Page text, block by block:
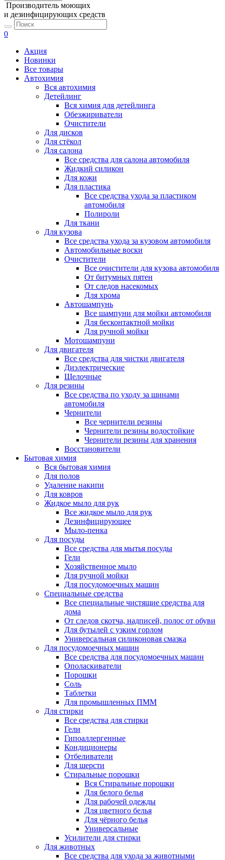
Производитель моющих
и дезинфицирующих средств
0
Акция
Новинки
Все товары
Автохимия
Вся автохимия
Детейлинг
Вся химия для детейлинга
Обезжириватели
Очистители
Для дисков
Для стёкол
Для салона
Все средства для салона автомобиля
Жидкий силикон
Для кожи
Для пластика
Все средства ухода за пластиком
автомобиля
Полироли
Для ткани
Для кузова
Все средства ухода за кузовом автомобиля
Автомобильные воски
Очистители
Все очистители для кузова автомобиля
От битумных пятен
От следов насекомых
Для хрома
Автошампунь
Все шампуни для мойки автомобиля
Для бесконтактной мойки
Для ручной мойки
Мотошампуни
Для двигателя
Все средства для чистки двигателя
Диэлектрические
Щелочные
Для резины
Все средства по уходу за шинами
автомобиля
Чернители
Все чернители резины
Чернители резины водостойкие
Чернители резины для хранения
Восстановители
Бытовая химия
Вся бытовая химия
Для полов
Удаление накипи
Для ковров
Жидкое мыло для рук
Все жидкое мыло для рук
Дезинфицирующее
Мыло-пенка
Для посуды
Все средства для мытья посуды
Гели
Хозяйственное мыло
Для ручной мойки
Для посудомоечных машин
Специальные средства
Все специальные чистящие средства для
дома
От следов скотча, надписей, полос от обуви
Для бутылей с узким горлом
Универсальная силиконовая смазка
Для посудомоечных машин
Все средства для посудомоечных машин
Ополаскиватели
Порошки
Соль
Таблетки
Для промышленных ПММ
Для стирки
Все средства для стирки
Гели
Гипоаллергенные
Кондиционеры
Отбеливатели
Для шерсти
Стиральные порошки
Вся Стиральные порошки
Для белого белья
Для рабочей одежды
Для цветного белья
Для чёрного белья
Универсальные
Усилители для стирки
Для животных
Все средства для ухода за животными